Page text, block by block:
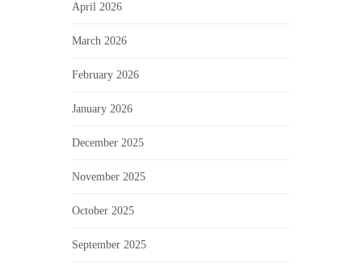
April 2026
March 2026
February 2026
January 2026
December 2025
November 2025
October 2025
September 2025